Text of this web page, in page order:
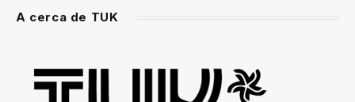
A cerca de TUK